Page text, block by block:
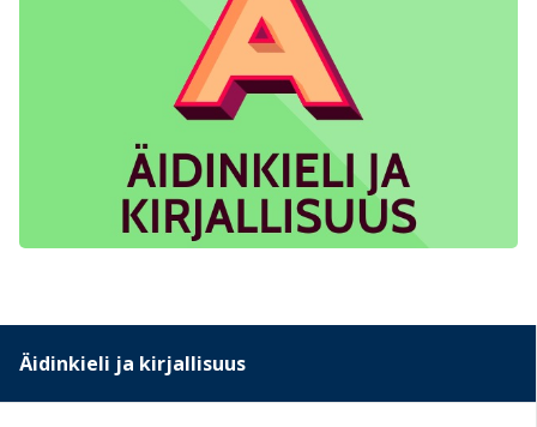
Äidinkieli ja kirjallisuus